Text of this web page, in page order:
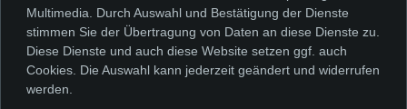
Sie finden uns auch hier:
Multimedia. Durch Auswahl und Bestätigung der Dienste
stimmen Sie der Übertragung von Daten an diese Dienste zu.
Diese Dienste und auch diese Website setzen ggf. auch
Cookies. Die Auswahl kann jederzeit geändert und widerrufen
werden.